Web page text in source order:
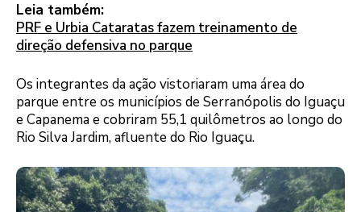
Leia também:
PRF e Urbia Cataratas fazem treinamento de
direção defensiva no parque
Os integrantes da ação vistoriaram uma área do
parque entre os municípios de Serranópolis do Iguaçu
e Capanema e cobriram 55,1 quilômetros ao longo do
Rio Silva Jardim, afluente do Rio Iguaçu.